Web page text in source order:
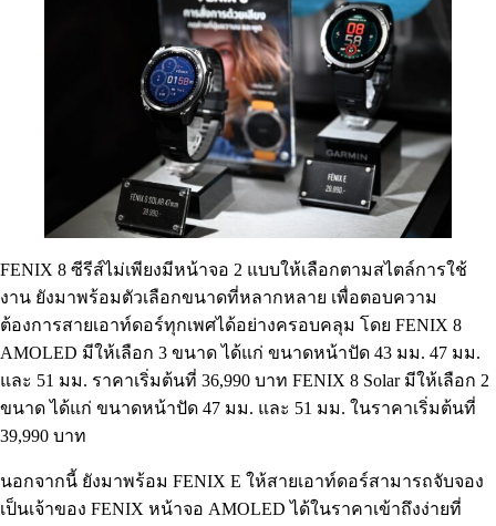
FENIX 8 ซีรีส์ไม่เพียงมีหน้าจอ 2 แบบให้เลือกตามสไตล์การใช้
งาน ยังมาพร้อมตัวเลือกขนาดที่หลากหลาย เพื่อตอบความ
ต้องการสายเอาท์ดอร์ทุกเพศได้อย่างครอบคลุม โดย FENIX 8
AMOLED มีให้เลือก 3 ขนาด ได้แก่ ขนาดหน้าปัด 43 มม. 47 มม.
และ 51 มม. ราคาเริ่มต้นที่ 36,990 บาท FENIX 8 Solar มีให้เลือก 2
ขนาด ได้แก่ ขนาดหน้าปัด 47 มม. และ 51 มม. ในราคาเริ่มต้นที่
39,990 บาท
นอกจากนี้ ยังมาพร้อม FENIX E ให้สายเอาท์ดอร์สามารถจับจอง
เป็นเจ้าของ FENIX หน้าจอ AMOLED ได้ในราคาเข้าถึงง่ายที่